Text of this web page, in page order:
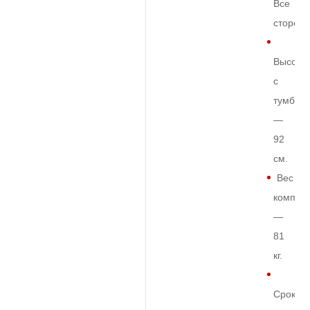
Все
Высота
с
тумбой
—
92
см.
Вес
—
81
кг.
Срок